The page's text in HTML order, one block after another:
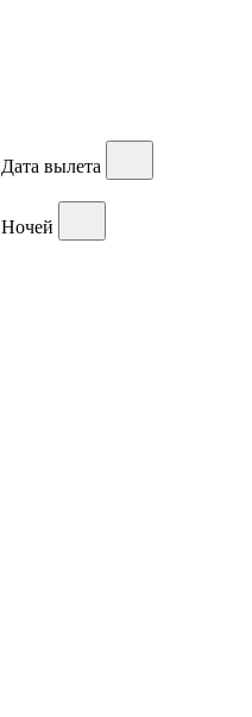
Дата вылета
Ночей